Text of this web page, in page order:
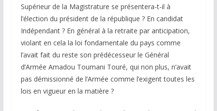
Supérieur de la Magistrature se présentera-t-il à
l’élection du président de la république ? En candidat
Indépendant ? En général à la retraite par anticipation,
violant en cela la loi fondamentale du pays comme
l’avait fait du reste son prédécesseur le Général
d’Armée Amadou Toumani Touré, qui non plus, n’avait
pas démissionné de l’Armée comme l’exigent toutes les
lois en vigueur en la matière ?